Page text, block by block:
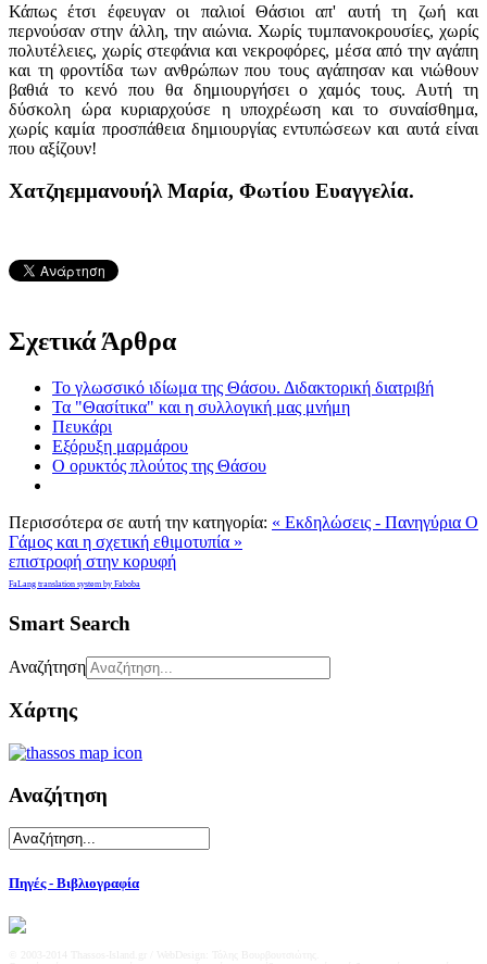
Κάπως έτσι έφευγαν οι παλιοί Θάσιοι απ' αυτή τη ζωή και
περνούσαν στην άλλη, την αιώνια. Χωρίς τυμπανοκρουσίες, χωρίς
πολυτέλειες, χωρίς στεφάνια και νεκροφόρες, μέσα από την αγάπη
και τη φροντίδα των ανθρώπων που τους αγάπησαν και νιώθουν
βαθιά το κενό που θα δημιουργήσει ο χαμός τους. Αυτή τη
δύσκολη ώρα κυριαρχούσε η υποχρέωση και το συναίσθημα,
χωρίς καμία προσπάθεια δημιουργίας εντυπώσεων και αυτά είναι
που αξίζουν!
Χατζηεμμανουήλ Μαρία, Φωτίου Ευαγγελία.
Σχετικά Άρθρα
Το γλωσσικό ιδίωμα της Θάσου. Διδακτορική διατριβή
Τα "Θασίτικα" και η συλλογική μας μνήμη
Πευκάρι
Εξόρυξη μαρμάρου
Ο ορυκτός πλούτος της Θάσου
Περισσότερα σε αυτή την κατηγορία: « Εκδηλώσεις - Πανηγύρια Ο
Γάμος και η σχετική εθιμοτυπία »
επιστροφή στην κορυφή
FaLang translation system by Faboba
Smart Search
Αναζήτηση
Χάρτης
Αναζήτηση
Πηγές - Βιβλιογραφία